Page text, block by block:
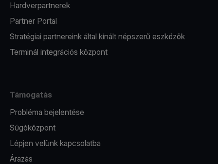
Hardverpartnerek
Partner Portal
Stratégiai partnereink által kínált népszerű eszközök
Terminál integrációs központ
Támogatás
Probléma bejelentése
Súgóközpont
Lépjen velünk kapcsolatba
Árazás